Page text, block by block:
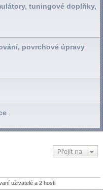
tuningové doplňky,
povrchové úpravy
Přejít na
uživatelé a 2 hosti